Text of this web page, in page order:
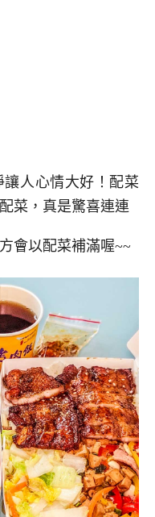
人心情大好！配菜
菜，真是驚喜連連
會以配菜補滿喔~~